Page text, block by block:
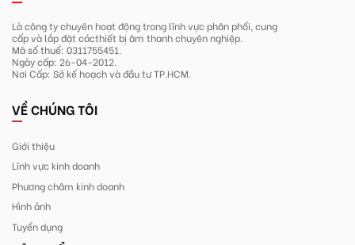
Là công ty chuyên hoạt động trong lĩnhvực phân phối, cung
cấp và lắp đặt cácthiết bị âm thanh chuyên nghiệp.
Mã số thuế: 0311755451.
Ngày cấp: 26-04-2012.
Nơi Cấp: Sở kế hoạch và đầu tư TP.HCM.
VỀ CHÚNG TÔI
Giới thiệu
Lĩnh vực kinh doanh
Phương châm kinh doanh
Hình ảnh
Tuyển dụng